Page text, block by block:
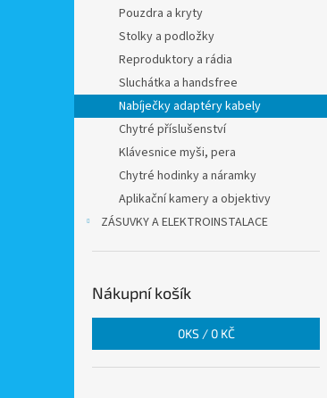
Pouzdra a kryty
Stolky a podložky
Reproduktory a rádia
Sluchátka a handsfree
Nabíječky adaptéry kabely
Chytré příslušenství
Klávesnice myši, pera
Chytré hodinky a náramky
Aplikační kamery a objektivy
ZÁSUVKY A ELEKTROINSTALACE
Nákupní košík
0KS / 0 KČ